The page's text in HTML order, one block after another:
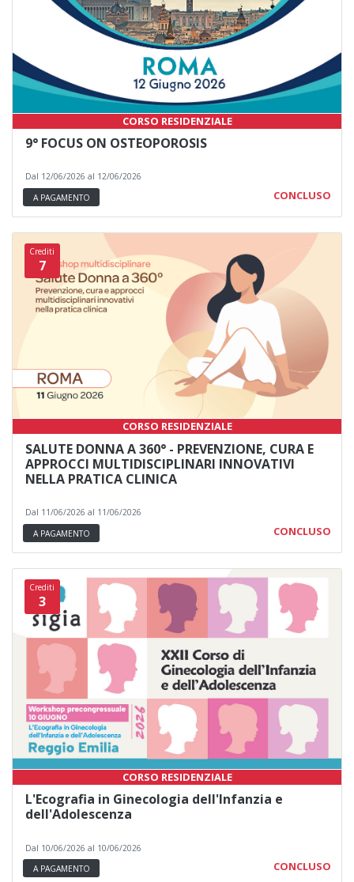
CORSO RESIDENZIALE
9° FOCUS ON OSTEOPOROSIS
Dal 12/06/2026 al 12/06/2026
A PAGAMENTO
CONCLUSO
Crediti
7
CORSO RESIDENZIALE
SALUTE DONNA A 360° - PREVENZIONE, CURA E
APPROCCI MULTIDISCIPLINARI INNOVATIVI
NELLA PRATICA CLINICA
Dal 11/06/2026 al 11/06/2026
A PAGAMENTO
CONCLUSO
Crediti
3
CORSO RESIDENZIALE
L'Ecografia in Ginecologia dell'Infanzia e
dell'Adolescenza
Dal 10/06/2026 al 10/06/2026
A PAGAMENTO
CONCLUSO